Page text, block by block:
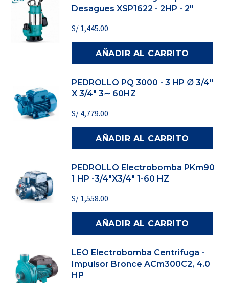
Desagues XSP1622 - 2HP - 2"
S/ 1,445.00
AÑADIR AL CARRITO
PEDROLLO PQ 3000 - 3 HP ∅ 3/4″
X 3/4″ 3∼ 60HZ
S/ 4,779.00
AÑADIR AL CARRITO
PEDROLLO Electrobomba PKm90
1 HP -3/4"X3/4" 1-60 HZ
S/ 1,558.00
AÑADIR AL CARRITO
LEO Electrobomba Centrifuga -
Impulsor Bronce ACm300C2, 4.0
HP